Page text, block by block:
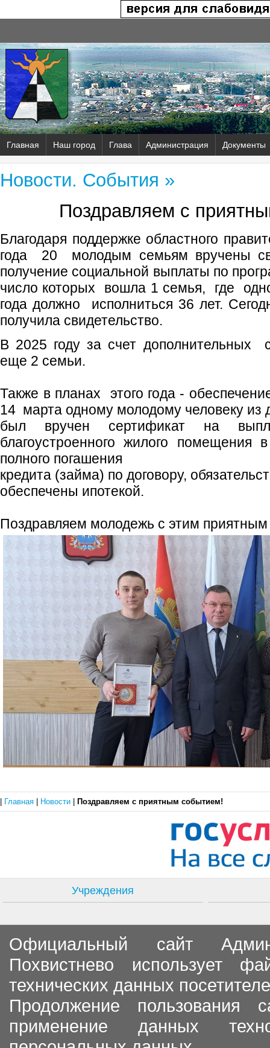
Главная Наш город Глава Администрация Документы
Новости. События »
Поздравляем с
Благодаря поддержке областного
года 20 молодым семьям вручены
получение социальной выплаты по
число которых вошла 1 семья, где
года должно исполниться 36 лет.
получила свидетельство.
В 2025 году за счет дополнительных
еще 2 семьи.
Также в планах этого года -
14 марта одному молодому человеку из
был вручен сертификат на
благоустроенного жилого помещения
полного погашения
кредита (займа) по договору,
обеспечены ипотекой.
Поздравляем молодежь с этим
Главная Новости Поздравляем с приятным событием!
Учреждения
Официальный сайт
Похвистнево использует
технических данных
Продолжение пользования
применение данных